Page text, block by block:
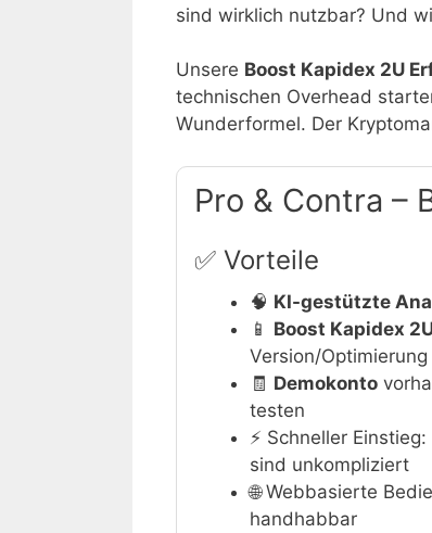
sind wirklich nutzbar? Und
Unsere Boost Kapidex 2U
technischen Overhead
Wunderformel. Der
Pro & Contra –
✅ Vorteile
🧠 KI-gestützte
📱 Boost Kapidex
Version/
🧾 Demokonto
testen
⚡ Schneller
sind unkompliziert
🌐 Webbasierte
handhabbar